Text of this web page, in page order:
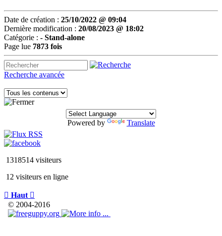
Date de création : 25/10/2022 @ 09:04
Dernière modification : 20/08/2023 @ 18:02
Catégorie : - Stand-alone
Page lue 7873 fois
Recherche avancée
Powered by Translate
1318514 visiteurs
12 visiteurs en ligne
 Haut 
© 2004-2016